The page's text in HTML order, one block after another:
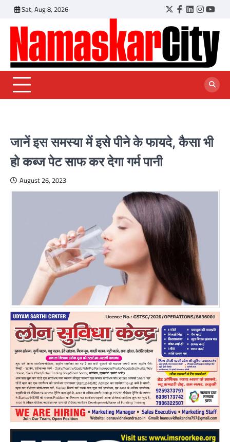
content
Sat, Aug 8, 2026 Twitter
Facebook
LinkedIn
जानें इस समस्या में इसे पीने के फायदे, कैसा भी
हो कब्ज पेट साफ कर देगा गर्म पानी
August 26, 2023